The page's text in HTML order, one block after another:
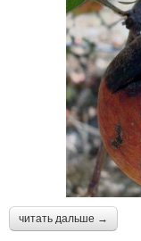
читать дальше →